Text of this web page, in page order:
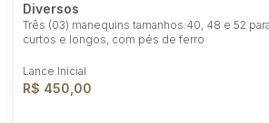
Diversos
Três (03) manequins tamanhos:40, 48 e 52
curtos e longos, com pés de ferro
Lance Inicial
R$ 450,00